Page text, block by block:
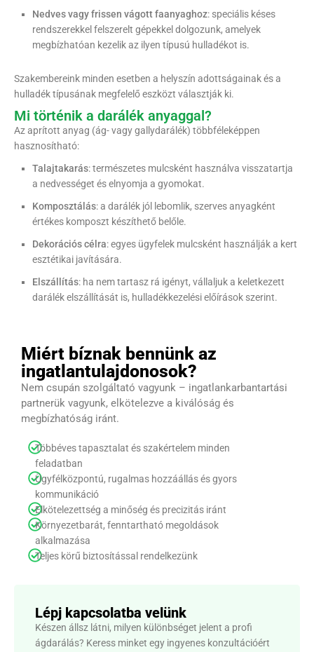
Nedves vagy frissen vágott faanyaghoz: speciális késes
rendszerekkel felszerelt gépekkel dolgozunk, amelyek
megbízhatóan kezelik az ilyen típusú hulladékot is.
Szakembereink minden esetben a helyszín adottságainak és a
hulladék típusának megfelelő eszközt választják ki.
Mi történik a darálék anyaggal?
Az aprított anyag (ág- vagy gallydarálék) többféleképpen
hasznosítható:
Talajtakarás: természetes mulcsként használva visszatartja
a nedvességet és elnyomja a gyomokat.
Komposztálás: a darálék jól lebomlik, szerves anyagként
értékes komposzt készíthető belőle.
Dekorációs célra: egyes ügyfelek mulcsként használják a kert
esztétikai javítására.
Elszállítás: ha nem tartasz rá igényt, vállaljuk a keletkezett
darálék elszállítását is, hulladékkezelési előírások szerint.
Miért bíznak bennünk az
ingatlantulajdonosok?
Nem csupán szolgáltató vagyunk – ingatlankarbantartási
partnerük vagyunk, elkötelezve a kiválóság és
megbízhatóság iránt.
Többéves tapasztalat és szakértelem minden
feladatban
Ügyfélközpontú, rugalmas hozzáállás és gyors
kommunikáció
Elkötelezettség a minőség és precizitás iránt
Környezetbarát, fenntartható megoldások
alkalmazása
Teljes körű biztosítással rendelkezünk
Lépj kapcsolatba velünk
Készen állsz látni, milyen különbséget jelent a profi
ágdarálás? Keress minket egy ingyenes konzultációért